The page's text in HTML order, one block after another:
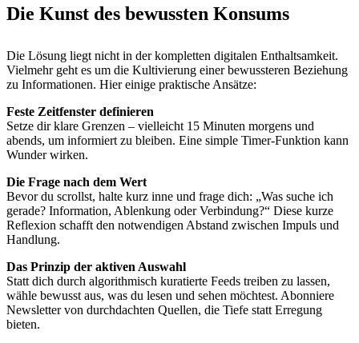
Die Kunst des bewussten Konsums
Die Lösung liegt nicht in der kompletten digitalen Enthaltsamkeit.
Vielmehr geht es um die Kultivierung einer bewussteren Beziehung
zu Informationen. Hier einige praktische Ansätze:
Feste Zeitfenster definieren
Setze dir klare Grenzen – vielleicht 15 Minuten morgens und
abends, um informiert zu bleiben. Eine simple Timer-Funktion kann
Wunder wirken.
Die Frage nach dem Wert
Bevor du scrollst, halte kurz inne und frage dich: „Was suche ich
gerade? Information, Ablenkung oder Verbindung?“ Diese kurze
Reflexion schafft den notwendigen Abstand zwischen Impuls und
Handlung.
Das Prinzip der aktiven Auswahl
Statt dich durch algorithmisch kuratierte Feeds treiben zu lassen,
wähle bewusst aus, was du lesen und sehen möchtest. Abonniere
Newsletter von durchdachten Quellen, die Tiefe statt Erregung
bieten.